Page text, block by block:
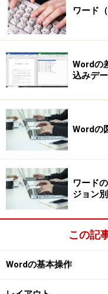
ワード
Wordの
込みデ
Wordの
ワード
ジョン
この記
Wordの基本操作